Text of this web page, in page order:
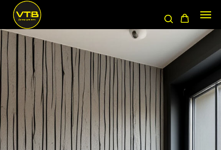
декоративная
штукатурка